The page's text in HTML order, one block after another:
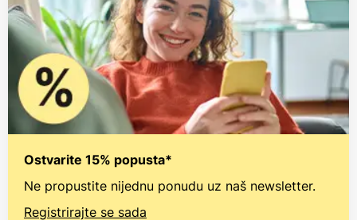
Ostvarite 15% popusta*
Ne propustite nijednu ponudu uz naš newsletter.
Registrirajte se sada